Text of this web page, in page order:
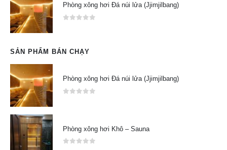
Phòng xông hơi Đá núi lửa (Jjimjilbang)
SẢN PHẨM BÁN CHẠY
Phòng xông hơi Đá núi lửa (Jjimjilbang)
Phòng xông hơi Khô – Sauna